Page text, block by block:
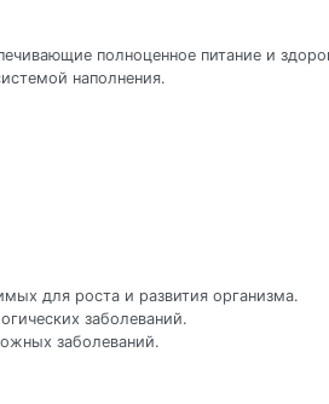
полноценное питание и
наполнения.
для роста и развития организма.
заболеваний.
заболеваний.